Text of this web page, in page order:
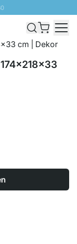
ab 100€